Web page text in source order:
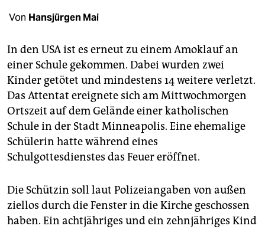
genossenschaft
epaper login
Von Hansjürgen Mai
In den USA ist es erneut zu einem Amoklauf an
einer Schule gekommen. Dabei wurden zwei
Kinder getötet und mindestens 14 weitere verletzt.
Das Attentat ereignete sich am Mittwochmorgen
Ortszeit auf dem Gelände einer katholischen
Schule in der Stadt Minneapolis. Eine ehemalige
Schülerin hatte während eines
Schulgottesdienstes das Feuer eröffnet.
Die Schützin soll laut Polizeiangaben von außen
ziellos durch die Fenster in die Kirche geschossen
haben. Ein achtjähriges und ein zehnjähriges Kind